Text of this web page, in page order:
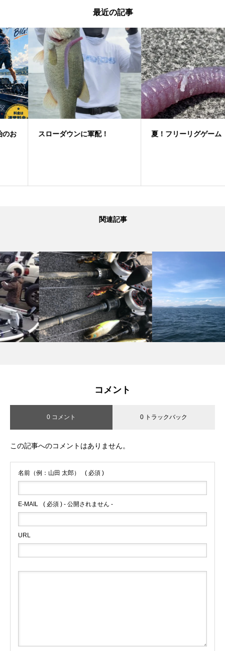
最近の記事
スローダウンに軍配！ 夏！フリーリグゲーム
関連記事
コメント
0 コメント 0 トラックバック
この記事へのコメントはありません。
名前（例：山田 太郎） ( 必須 )
E-MAIL ( 必須 ) - 公開されません -
URL